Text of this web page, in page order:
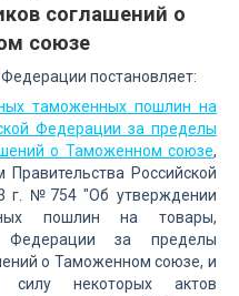
соглашений о
союзе
постановляет:
таможенных пошлин на
Федерации за пределы
о Таможенном союзе,
Российской
г. №754 "Об утверждении
пошлин на товары,
Федерации за пределы
о Таможенном союзе, и
силу некоторых актов